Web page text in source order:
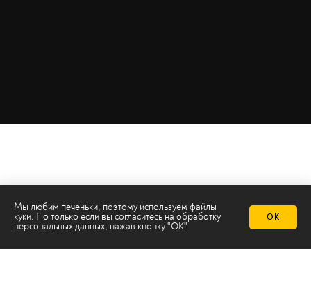
Мы любим печеньки, поэтому используем файлы
куки. Но только если вы согласитесь на обработку
персональных данных, нажав кнопку "ОК"
ОК